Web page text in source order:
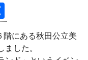
有
階にある秋田公立美
した。